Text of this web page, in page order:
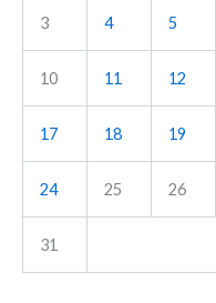
3 4 5
10 11 12
17 18 19
24 25 26
31